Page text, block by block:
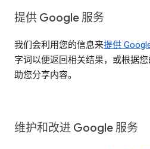
提供 Google 服务
我们会利用您的信息来提供
字词以便返回相关结果，或根据
助您分享内容。
维护和改进 Google 服务